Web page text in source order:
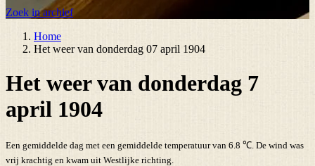
Zoek in archief
Home
Het weer van donderdag 07 april 1904
Het weer van donderdag 7
april 1904
Een gemiddelde dag met een gemiddelde temperatuur van 6.8 ℃. De wind was
vrij krachtig en kwam uit Westlijke richting.